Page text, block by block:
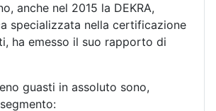
anche nel 2015 la DEKRA,
specializzata nella certificazione
ha emesso il suo rapporto di
guasti in assoluto sono,